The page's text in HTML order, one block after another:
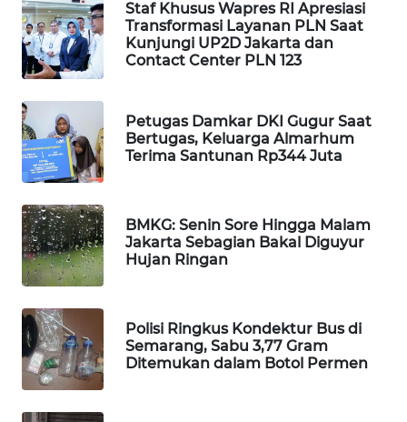
Staf Khusus Wapres RI Apresiasi
Transformasi Layanan PLN Saat
Kunjungi UP2D Jakarta dan
Contact Center PLN 123
Petugas Damkar DKI Gugur Saat
Bertugas, Keluarga Almarhum
Terima Santunan Rp344 Juta
BMKG: Senin Sore Hingga Malam
Jakarta Sebagian Bakal Diguyur
Hujan Ringan
Polisi Ringkus Kondektur Bus di
Semarang, Sabu 3,77 Gram
Ditemukan dalam Botol Permen
PORTAL
KONSUMEN
ALPERKLINAS
FORJASIDA
TAMBANG
NEWS
NEWS
SIDIKALANG
NEWS